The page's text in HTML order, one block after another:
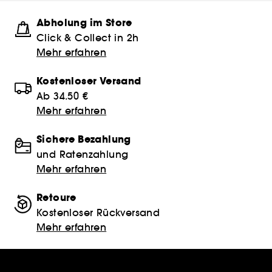
Abholung im Store
Click & Collect in 2h
Mehr erfahren
Kostenloser Versand
Ab 34.50 €
Mehr erfahren
Sichere Bezahlung
und Ratenzahlung
Mehr erfahren
Retoure
Kostenloser Rückversand
Mehr erfahren